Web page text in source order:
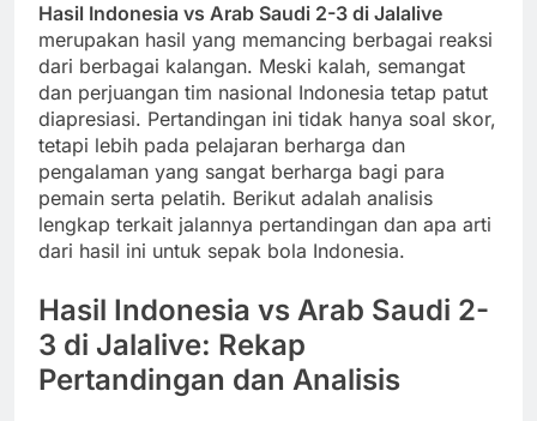
Hasil Indonesia vs Arab Saudi 2-3 di Jalalive
merupakan hasil yang memancing berbagai reaksi
dari berbagai kalangan. Meski kalah, semangat
dan perjuangan tim nasional Indonesia tetap patut
diapresiasi. Pertandingan ini tidak hanya soal skor,
tetapi lebih pada pelajaran berharga dan
pengalaman yang sangat berharga bagi para
pemain serta pelatih. Berikut adalah analisis
lengkap terkait jalannya pertandingan dan apa arti
dari hasil ini untuk sepak bola Indonesia.
Hasil Indonesia vs Arab Saudi 2-
3 di Jalalive: Rekap
Pertandingan dan Analisis